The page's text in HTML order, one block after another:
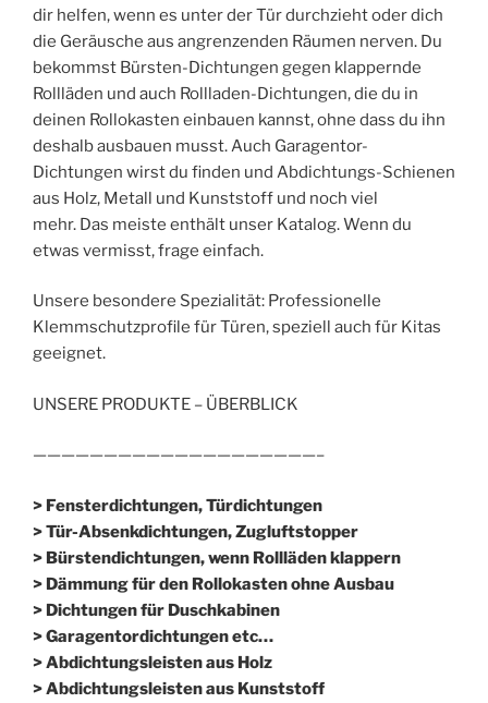
dir helfen, wenn es unter der Tür durchzieht oder dich
die Geräusche aus angrenzenden Räumen nerven. Du
bekommst Bürsten-Dichtungen gegen klappernde
Rollläden und auch Rollladen-Dichtungen, die du in
deinen Rollokasten einbauen kannst, ohne dass du ihn
deshalb ausbauen musst. Auch Garagentor-
Dichtungen wirst du finden und Abdichtungs-Schienen
aus Holz, Metall und Kunststoff und noch viel
mehr. Das meiste enthält unser Katalog. Wenn du
etwas vermisst, frage einfach.
Unsere besondere Spezialität: Professionelle
Klemmschutzprofile für Türen, speziell auch für Kitas
geeignet.
UNSERE PRODUKTE – ÜBERBLICK
————————————————————–
> Fensterdichtungen, Türdichtungen
> Tür-Absenkdichtungen, Zugluftstopper
> Bürstendichtungen, wenn Rollläden klappern
> Dämmung für den Rollokasten ohne Ausbau
> Dichtungen für Duschkabinen
> Garagentordichtungen etc…
> Abdichtungsleisten aus Holz
> Abdichtungsleisten aus Kunststoff